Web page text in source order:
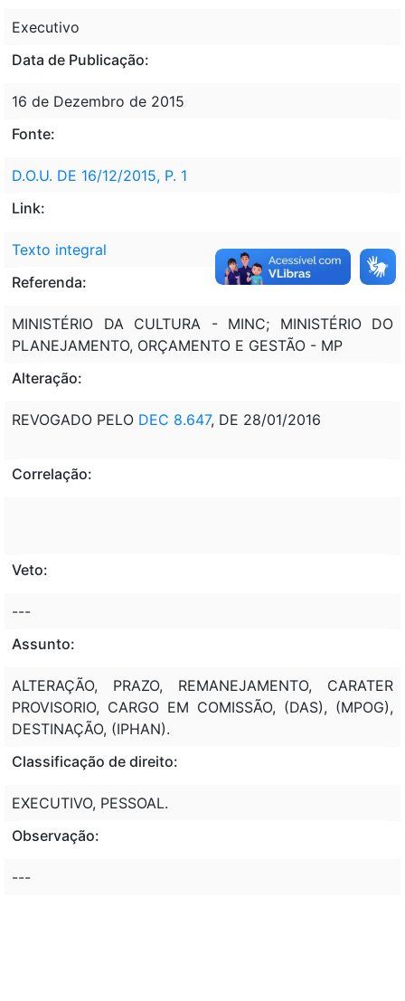
Executivo
Data de Publicação:
16 de Dezembro de 2015
Fonte:
D.O.U. DE 16/12/2015, P. 1
Link:
Texto integral
Referenda:
MINISTÉRIO DA CULTURA - MINC; MINISTÉRIO DO
PLANEJAMENTO, ORÇAMENTO E GESTÃO - MP
Alteração:
REVOGADO PELO DEC 8.647, DE 28/01/2016
Correlação:
Veto:
---
Assunto:
ALTERAÇÃO, PRAZO, REMANEJAMENTO, CARATER
PROVISORIO, CARGO EM COMISSÃO, (DAS), (MPOG),
DESTINAÇÃO, (IPHAN).
Classificação de direito:
EXECUTIVO, PESSOAL.
Observação:
---